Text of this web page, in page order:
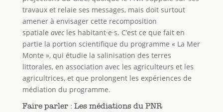
travaux et relaie ses messages, mais doit surtout
amener à envisager cette recomposition
spatiale avecles habitant·e·s. C’est ce que fait en
partie la portion scientifique du programme « La Mer
Monte », qui étudie la salinisation des terres
littorales, en association avec les agriculteurs et les
agricultrices, et que prolongent les expériences de
médiation du programme.
Faire parler : Les médiations du PNR